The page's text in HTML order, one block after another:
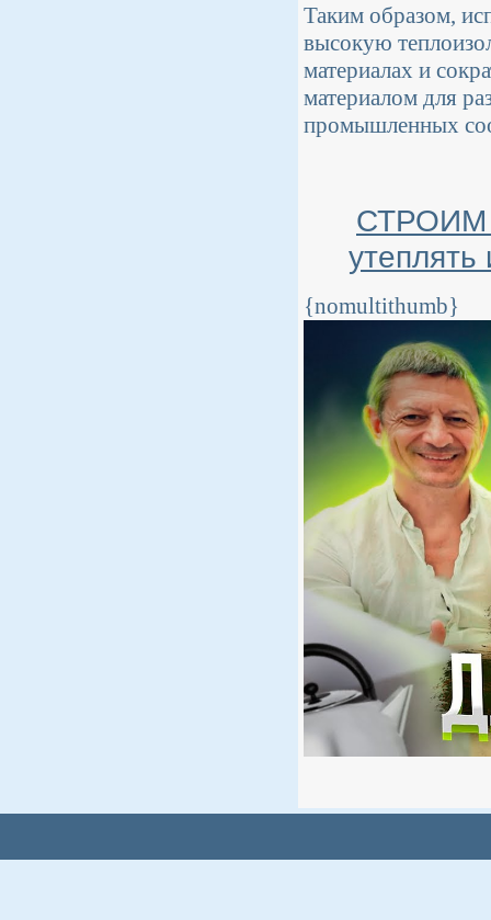
Таким образом,
высокую
материалах и
материалом для
промышленных
СТРОИМ
{nomultithumb}